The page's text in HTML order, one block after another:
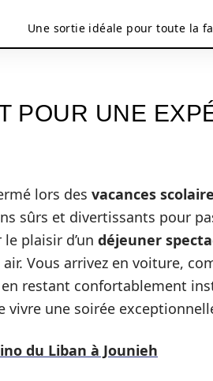
Une sortie idéale pour toute la
POUR UNE
lors des vacances
sûrs et divertissants pour
plaisir d’un déjeuner
Vous arrivez en voiture,
restant confortablement
vivre une soirée
du Liban à Jounieh